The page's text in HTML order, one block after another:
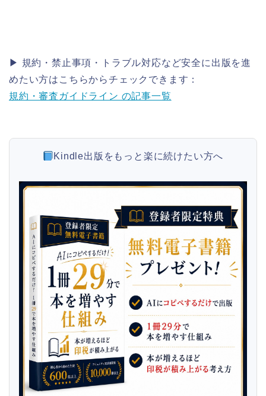
▶ 規約・禁止事項・トラブル対応など安全に出版を進
めたい方はこちらからチェックできます：
規約・審査ガイドライン の記事一覧
Kindle出版をもっと楽に続けたい方へ